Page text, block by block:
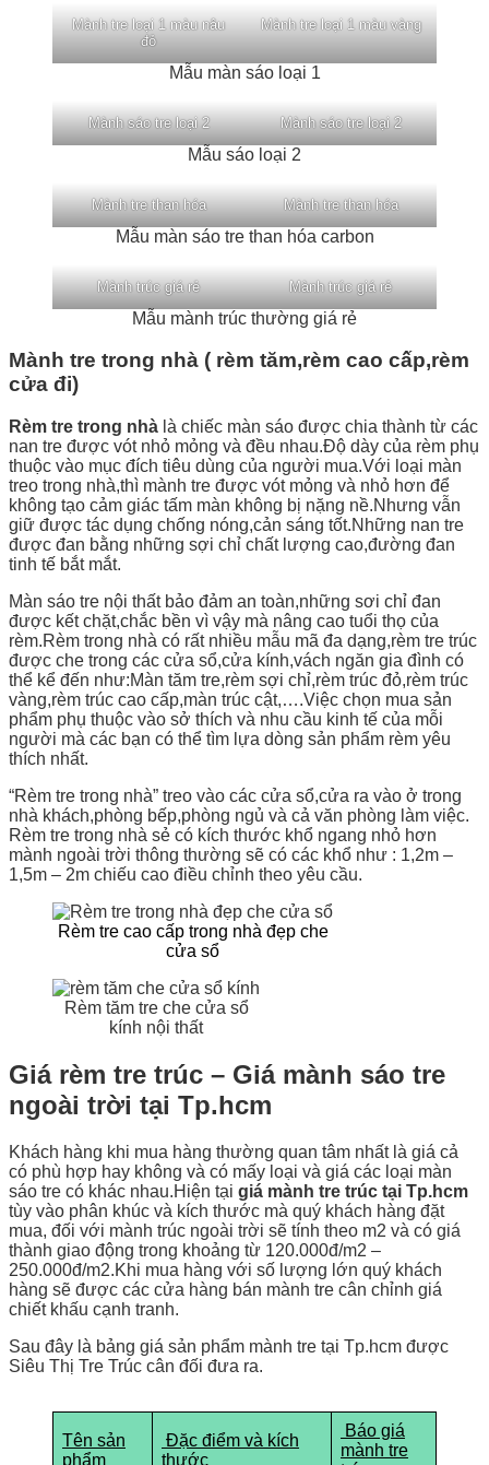
Mành tre loại 1 màu nâu
đỏ
Mành tre loại 1 màu vàng
Mẫu màn sáo loại 1
Mành sáo tre loại 2 Mành sáo tre loại 2
Mẫu sáo loại 2
Mành tre than hóa Mành tre than hóa
Mẫu màn sáo tre than hóa carbon
Mành trúc giá rẻ Mành trúc giá rẻ
Mẫu mành trúc thường giá rẻ
Mành tre trong nhà ( rèm tăm,rèm cao cấp,rèm
cửa đi)
Rèm tre trong nhà là chiếc màn sáo được chia thành từ các
nan tre được vót nhỏ mỏng và đều nhau.Độ dày của rèm phụ
thuộc vào mục đích tiêu dùng của người mua.Với loại màn
treo trong nhà,thì mành tre được vót mỏng và nhỏ hơn để
không tạo cảm giác tấm màn không bị nặng nề.Nhưng vẫn
giữ được tác dụng chống nóng,cản sáng tốt.Những nan tre
được đan bằng những sợi chỉ chất lượng cao,đường đan
tinh tế bắt mắt.
Màn sáo tre nội thất bảo đảm an toàn,những sơi chỉ đan
được kết chặt,chắc bền vì vậy mà nâng cao tuổi thọ của
rèm.Rèm trong nhà có rất nhiều mẫu mã đa dạng,rèm tre trúc
được che trong các cửa sổ,cửa kính,vách ngăn gia đình có
thể kể đến như:Màn tăm tre,rèm sợi chỉ,rèm trúc đỏ,rèm trúc
vàng,rèm trúc cao cấp,màn trúc cật,….Việc chọn mua sản
phẩm phụ thuộc vào sở thích và nhu cầu kinh tế của mỗi
người mà các bạn có thể tìm lựa dòng sản phẩm rèm yêu
thích nhất.
“Rèm tre trong nhà” treo vào các cửa sổ,cửa ra vào ở trong
nhà khách,phòng bếp,phòng ngủ và cả văn phòng làm việc.
Rèm tre trong nhà sẻ có kích thước khổ ngang nhỏ hơn
mành ngoài trời thông thường sẽ có các khổ như : 1,2m –
1,5m – 2m chiếu cao điều chỉnh theo yêu cầu.
Rèm tre cao cấp trong nhà đẹp che
cửa sổ
Rèm tăm tre che cửa sổ
kính nội thất
Giá rèm tre trúc – Giá mành sáo tre
ngoài trời tại Tp.hcm
Khách hàng khi mua hàng thường quan tâm nhất là giá cả
có phù hợp hay không và có mấy loại và giá các loại màn
sáo tre có khác nhau.Hiện tại giá mành tre trúc tại Tp.hcm
tùy vào phân khúc và kích thước mà quý khách hàng đặt
mua, đối với mành trúc ngoài trời sẽ tính theo m2 và có giá
thành giao động trong khoảng từ 120.000đ/m2 –
250.000đ/m2.Khi mua hàng với số lượng lớn quý khách
hàng sẽ được các cửa hàng bán mành tre cân chỉnh giá
chiết khấu cạnh tranh.
Sau đây là bảng giá sản phẩm mành tre tại Tp.hcm được
Siêu Thị Tre Trúc cân đối đưa ra.
Tên sản
phẩm
Đặc điểm và kích
thước
Báo giá
mành tre